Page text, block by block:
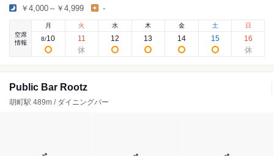
￥4,000～￥4,999 -
空席
情報
月
8/10
火
11
水
12
木
13
金
14
土
15
日
16
Public Bar Rootz
胡町駅 489m / ダイニングバー